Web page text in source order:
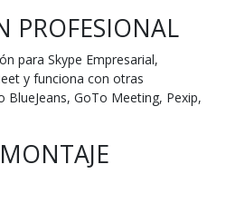
PROFESIONAL
para Skype Empresarial,
y funciona con otras
GoTo Meeting, Pexip,